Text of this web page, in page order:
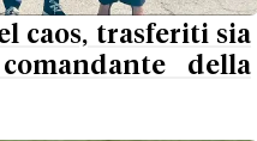
caos, trasferiti sia
della